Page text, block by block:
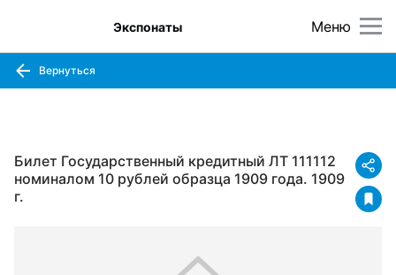
Меню
Экспонаты
Вернуться
Билет Государственный кредитный ЛТ 111112
номиналом 10 рублей образца 1909 года. 1909
г.